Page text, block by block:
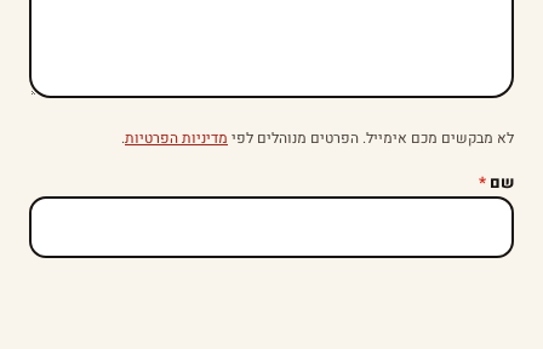
לא מבקשים מכם אימייל. הפרטים מנוהלים לפי מדיניות הפרטיות.
שם *